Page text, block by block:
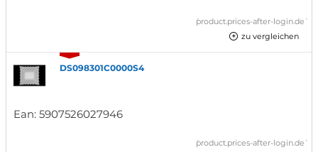
`product.prices-after-login.de`
zu vergleichen
DS098301C0000S4
Ean: 5907526027946
`product.prices-after-login.de`